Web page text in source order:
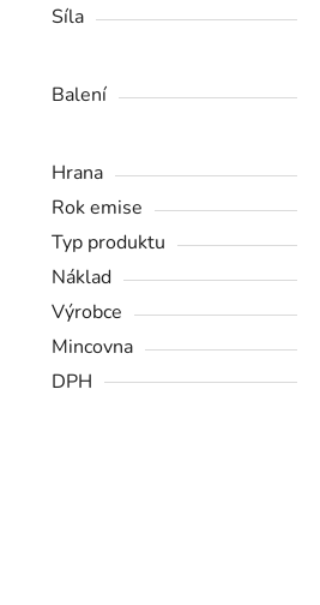
Síla
Balení
Hrana
Rok emise
Typ produktu
Náklad
Výrobce
Mincovna
DPH